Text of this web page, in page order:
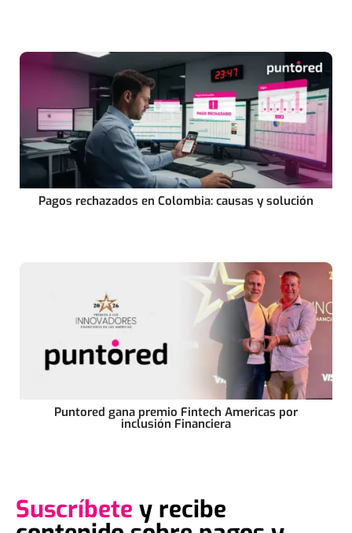
Pagos rechazados en Colombia: causas y solución
Puntored gana premio Fintech Americas por
inclusión Financiera
Suscríbete y recibe